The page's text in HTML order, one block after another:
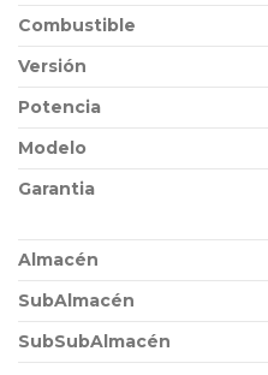
Combustible
Versión
Potencia
Modelo
Garantia
Almacén
SubAlmacén
SubSubAlmacén